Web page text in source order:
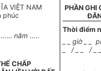
VIỆT NAM
phúc
…… năm …..
PHẦN GHI
Thời điểm
_ _ giờ _ _
_ / _ _ / _
CHẤP